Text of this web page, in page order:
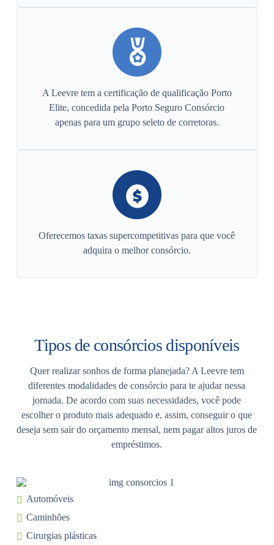
A Leevre tem a certificação de qualificação Porto
Elite, concedida pela Porto Seguro Consórcio
apenas para um grupo seleto de corretoras.
Oferecemos taxas supercompetitivas para que você
adquira o melhor consórcio.
Tipos de consórcios disponíveis
Quer realizar sonhos de forma planejada? A Leevre tem
diferentes modalidades de consórcio para te ajudar nessa
jornada. De acordo com suas necessidades, você pode
escolher o produto mais adequado e, assim, conseguir o que
deseja sem sair do orçamento mensal, nem pagar altos juros de
empréstimos.
Automóveis
Caminhões
Cirurgias plásticas